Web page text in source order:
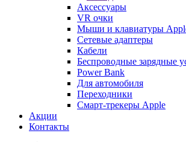
Аксессуары
VR очки
Мыши и клавиатуры
Сетевые адаптеры
Кабели
Беспроводные зарядные
Power Bank
Для автомобиля
Переходники
Смарт-трекеры Apple
Акции
Контакты